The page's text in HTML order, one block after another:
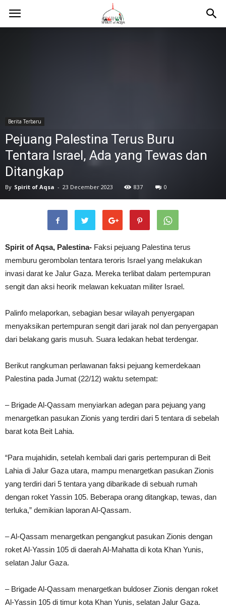
Berita Terbaru
Pejuang Palestina Terus Buru
Tentara Israel, Ada yang Tewas dan
Ditangkap
By Spirit of Aqsa - 23 December 2023 837 0
Spirit of Aqsa, Palestina- Faksi pejuang Palestina terus
memburu gerombolan tentara teroris Israel yang melakukan
invasi darat ke Jalur Gaza. Mereka terlibat dalam pertempuran
sengit dan aksi heorik melawan kekuatan militer Israel.
Palinfo melaporkan, sebagian besar wilayah penyergapan
menyaksikan pertempuran sengit dari jarak nol dan penyergapan
dari belakang garis musuh. Suara ledakan hebat terdengar.
Berikut rangkuman perlawanan faksi pejuang kemerdekaan
Palestina pada Jumat (22/12) waktu setempat:
– Brigade Al-Qassam menyiarkan adegan para pejuang yang
menargetkan pasukan Zionis yang terdiri dari 5 tentara di sebelah
barat kota Beit Lahia.
“Para mujahidin, setelah kembali dari garis pertempuran di Beit
Lahia di Jalur Gaza utara, mampu menargetkan pasukan Zionis
yang terdiri dari 5 tentara yang dibarikade di sebuah rumah
dengan roket Yassin 105. Beberapa orang ditangkap, tewas, dan
terluka,” demikian laporan Al-Qassam.
– Al-Qassam menargetkan pengangkut pasukan Zionis dengan
roket Al-Yassin 105 di daerah Al-Mahatta di kota Khan Yunis,
selatan Jalur Gaza.
– Brigade Al-Qassam menargetkan buldoser Zionis dengan roket
Al-Yassin 105 di timur kota Khan Yunis, selatan Jalur Gaza.